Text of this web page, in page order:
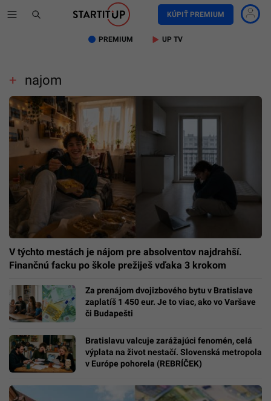
KÚPIŤ PREMIUM
PREMIUM UP TV
najom
V týchto mestách je nájom pre absolventov najdrahší.
Finančnú facku po škole prežiješ vďaka 3 krokom
Za prenájom dvojizbového bytu v Bratislave
zaplatíš 1 450 eur. Je to viac, ako vo Varšave
či Budapešti
Bratislavu valcuje zarážajúci fenomén, celá
výplata na život nestačí. Slovenská metropola
v Európe pohorela (REBRÍČEK)